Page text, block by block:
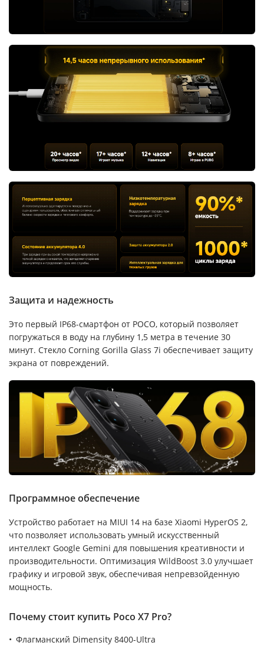
Защита и надежность
Это первый IP68-смартфон от POCO, который позволяет
погружаться в воду на глубину 1,5 метра в течение 30
минут. Стекло Corning Gorilla Glass 7i обеспечивает защиту
экрана от повреждений.
Программное обеспечение
Устройство работает на MIUI 14 на базе Xiaomi HyperOS 2,
что позволяет использовать умный искусственный
интеллект Google Gemini для повышения креативности и
производительности. Оптимизация WildBoost 3.0 улучшает
графику и игровой звук, обеспечивая непревзойденную
мощность.
Почему стоит купить Poco X7 Pro?
Флагманский Dimensity 8400-Ultra